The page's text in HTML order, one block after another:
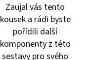
Zaujal vás tento
kousek a rádi byste
pořídili další
komponenty z této
sestavy pro svého